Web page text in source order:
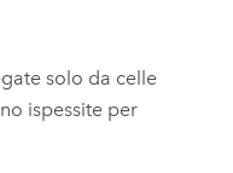
solo da celle
ispessite per